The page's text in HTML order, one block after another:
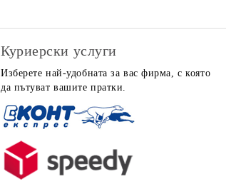
Куриерски услуги
Изберете най-удобната за вас фирма, с която
да пътуват вашите пратки.